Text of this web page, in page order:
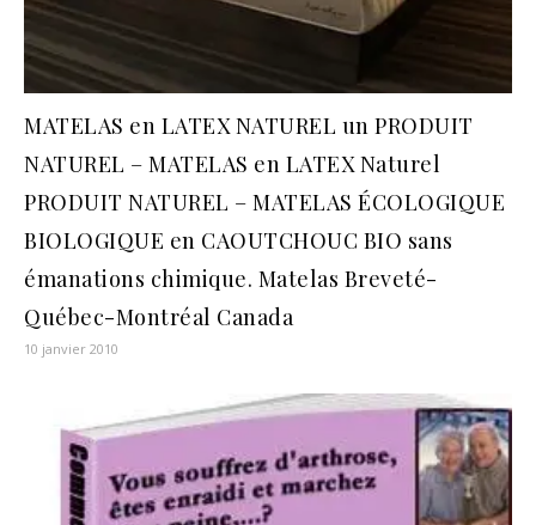
MATELAS en LATEX NATUREL un PRODUIT
NATUREL – MATELAS en LATEX Naturel
PRODUIT NATUREL – MATELAS ÉCOLOGIQUE
BIOLOGIQUE en CAOUTCHOUC BIO sans
émanations chimique. Matelas Breveté-
Québec-Montréal Canada
10 janvier 2010